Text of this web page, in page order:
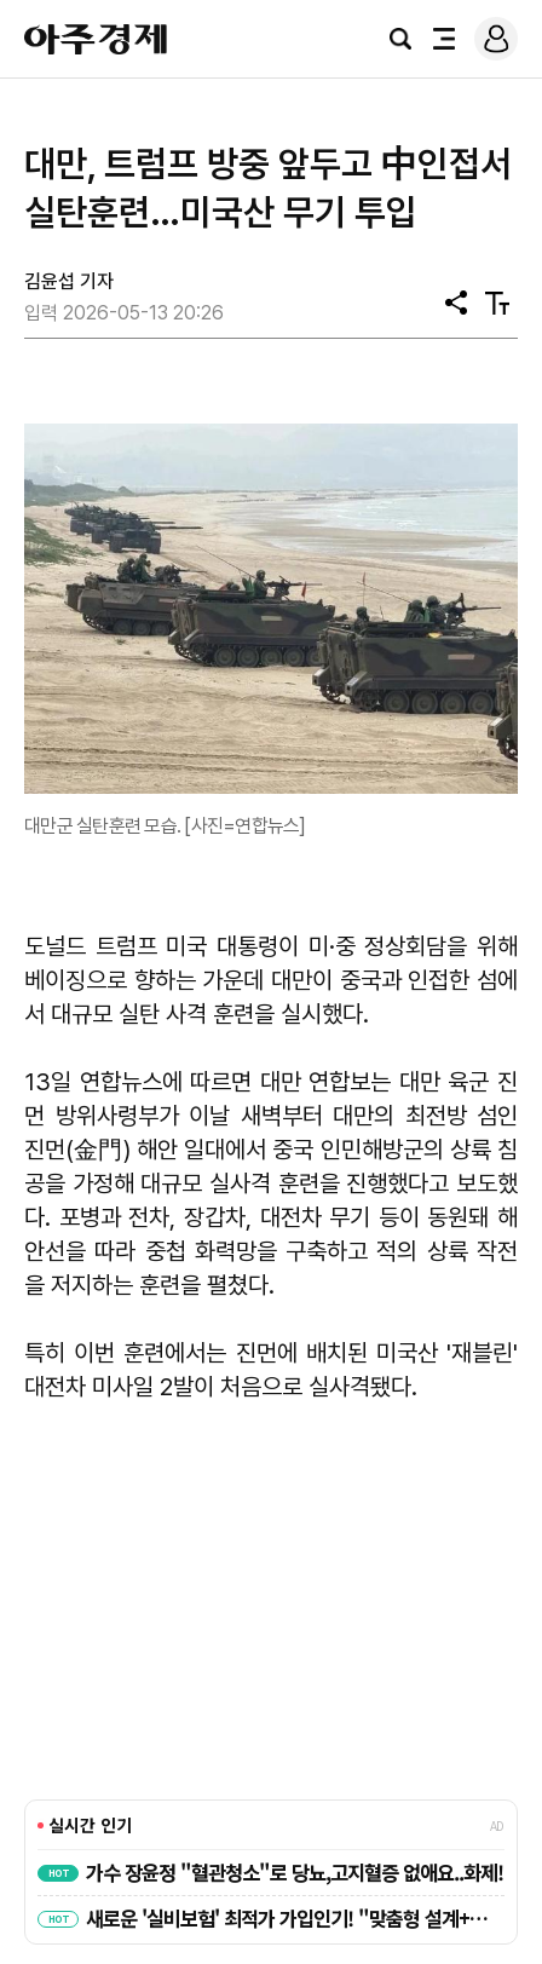
아
주
경
검
전
로
그
대만, 트럼프 방중 앞두고 中인접서
실탄훈련…미국산 무기 투입
김윤섭 기자
입력 2026-05-13 20:26
공
유
텍
스
대만군 실탄훈련 모습. [사진=연합뉴스]
도널드 트럼프 미국 대통령이 미·중 정상회담을 위해
베이징으로 향하는 가운데 대만이 중국과 인접한 섬에
서 대규모 실탄 사격 훈련을 실시했다.
13일 연합뉴스에 따르면 대만 연합보는 대만 육군 진
먼 방위사령부가 이날 새벽부터 대만의 최전방 섬인
진먼(金門) 해안 일대에서 중국 인민해방군의 상륙 침
공을 가정해 대규모 실사격 훈련을 진행했다고 보도했
다. 포병과 전차, 장갑차, 대전차 무기 등이 동원돼 해
안선을 따라 중첩 화력망을 구축하고 적의 상륙 작전
을 저지하는 훈련을 펼쳤다.
특히 이번 훈련에서는 진먼에 배치된 미국산 '재블린'
대전차 미사일 2발이 처음으로 실사격됐다.